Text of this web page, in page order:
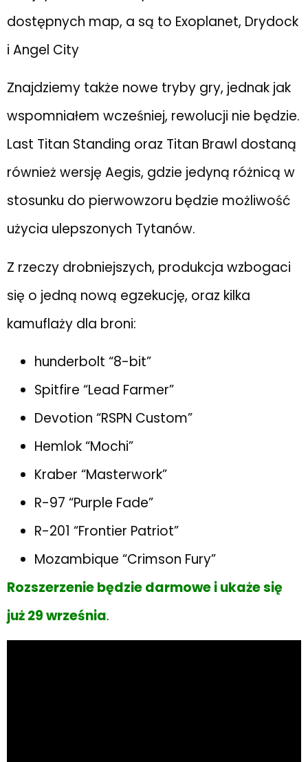
dostępnych map, a są to Exoplanet, Drydock
i Angel City
Znajdziemy także nowe tryby gry, jednak jak
wspomniałem wcześniej, rewolucji nie będzie.
Last Titan Standing oraz Titan Brawl dostaną
również wersję Aegis, gdzie jedyną różnicą w
stosunku do pierwowzoru będzie możliwość
użycia ulepszonych Tytanów.
Z rzeczy drobniejszych, produkcja wzbogaci
się o jedną nową egzekucję, oraz kilka
kamuflaży dla broni:
hunderbolt “8-bit”
Spitfire “Lead Farmer”
Devotion “RSPN Custom”
Hemlok “Mochi”
Kraber “Masterwork”
R-97 “Purple Fade”
R-201 “Frontier Patriot”
Mozambique “Crimson Fury”
Rozszerzenie będzie darmowe i ukaże się
już 29 września.